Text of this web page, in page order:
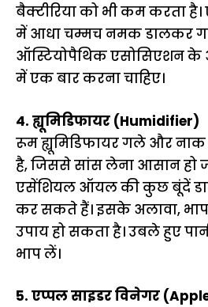
बैक्टीरिया को भी कम करता
में आधा चम्मच नमक डालकर
ऑस्टियोपैथिक एसोसिएशन
में एक बार करना चाहिए।
4. ह्यूमिडिफायर (Humidifier)
रूम ह्यूमिडिफायर गले और नाक
है, जिससे सांस लेना आसान हो
एसेंशियल ऑयल की कुछ बूंदें
कर सकते हैं। इसके अलावा, भाप
उपाय हो सकता है। उबले हुए
भाप लें।
5. एप्पल साइडर विनेगर